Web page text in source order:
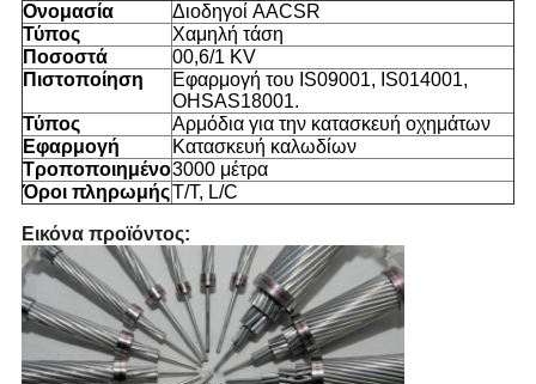
Ονομασία
Διοδηγοί AACSR
Τύπος
Χαμηλή τάση
Ποσοστά
00,6/1 ΚV
Πιστοποίηση
Εφαρμογή του IS09001, IS014001,
OHSAS18001.
Τύπος
Αρμόδια για την κατασκευή οχημάτων
Εφαρμογή
Κατασκευή καλωδίων
Τροποποιημένο3000 μέτρα
Όροι πληρωμήςT/T, L/C
Εικόνα προϊόντος: